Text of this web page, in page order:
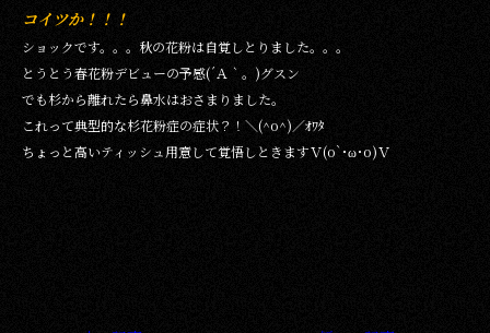
コイツか！！！
ショックです。。。秋の花粉は自覚しとりました。。。
とうとう春花粉デビューの予感(´Ａ｀。)グスン
でも杉から離れたら鼻水はおさまりました。
これって典型的な杉花粉症の症状？！＼(^o^)／ｵﾜﾀ
ちょっと高いティッシュ用意して覚悟しときますＶ(o`･ω･o)Ｖ